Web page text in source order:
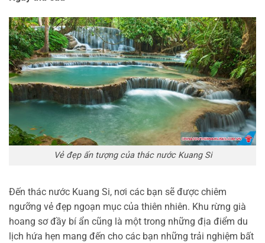
Vẻ đẹp ấn tượng của thác nước Kuang Si
Đến thác nước Kuang Si, nơi các bạn sẽ được chiêm
ngưỡng vẻ đẹp ngoạn mục của thiên nhiên. Khu rừng già
hoang sơ đầy bí ẩn cũng là một trong những địa điểm du
lịch hứa hẹn mang đến cho các bạn những trải nghiệm bất